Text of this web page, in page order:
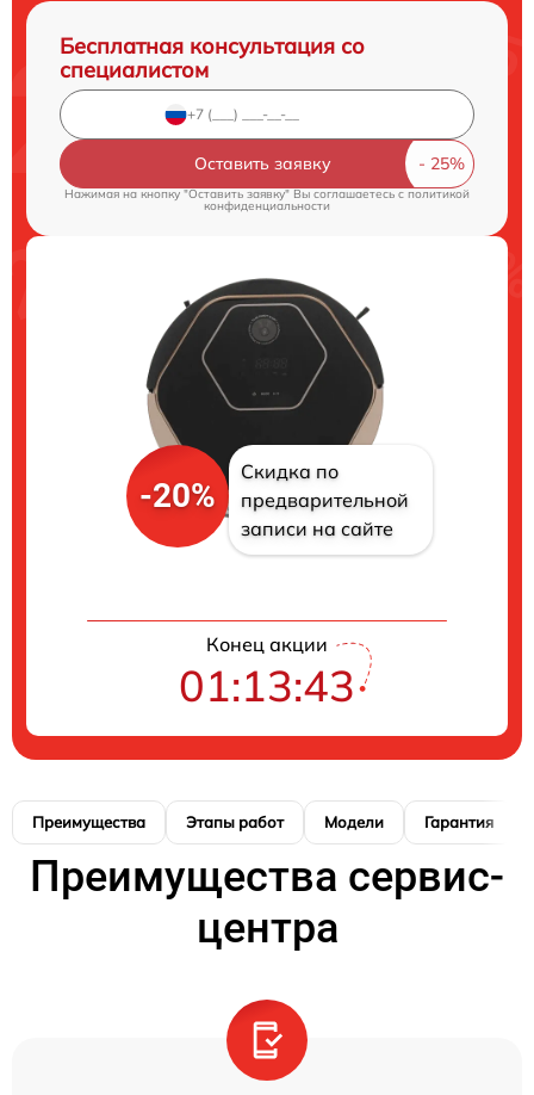
Бесплатная консультация со
специалистом
Оставить заявку
Нажимая на кнопку "Оставить заявку" Вы соглашаетесь cполитикой
конфиденциальности
-20%
Скидка по
предварительной
записи на сайте
Конец акции
01:13:42
Преимущества Этапы работ Модели Гарантия
Преимущества сервис-
центра